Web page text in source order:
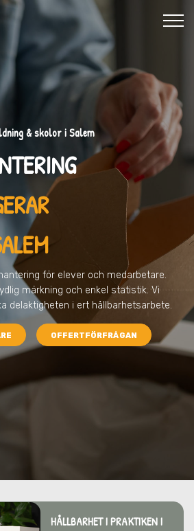
& skolor i Salem
för elever och medarbetare.
märkning och enkel statistik. Vi
delaktigheten i ert hållbarhetsarbete.
OFFERTFÖRFRÅGAN
HÅLLBARHET I PRAKTIKEN I